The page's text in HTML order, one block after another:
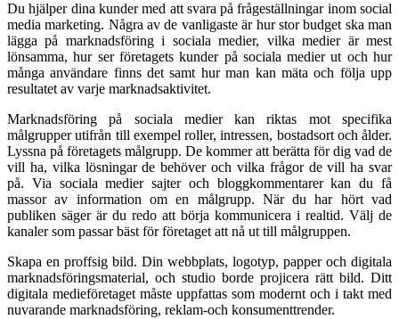
Du hjälper dina kunder med att svara på frågeställningar inom social
media marketing. Några av de vanligaste är hur stor budget ska man
lägga på marknadsföring i sociala medier, vilka medier är mest
lönsamma, hur ser företagets kunder på sociala medier ut och hur
många användare finns det samt hur man kan mäta och följa upp
resultatet av varje marknadsaktivitet.
Marknadsföring på sociala medier kan riktas mot specifika
målgrupper utifrån till exempel roller, intressen, bostadsort och ålder.
Lyssna på företagets målgrupp. De kommer att berätta för dig vad de
vill ha, vilka lösningar de behöver och vilka frågor de vill ha svar
på. Via sociala medier sajter och bloggkommentarer kan du få
massor av information om en målgrupp. När du har hört vad
publiken säger är du redo att börja kommunicera i realtid. Välj de
kanaler som passar bäst för företaget att nå ut till målgruppen.
Skapa en proffsig bild. Din webbplats, logotyp, papper och digitala
marknadsföringsmaterial, och studio borde projicera rätt bild. Ditt
digitala medieföretaget måste uppfattas som modernt och i takt med
nuvarande marknadsföring, reklam-och konsumenttrender.